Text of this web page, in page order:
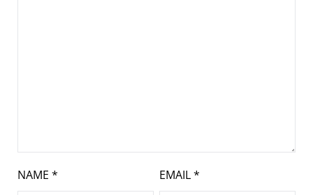
NAME * EMAIL*